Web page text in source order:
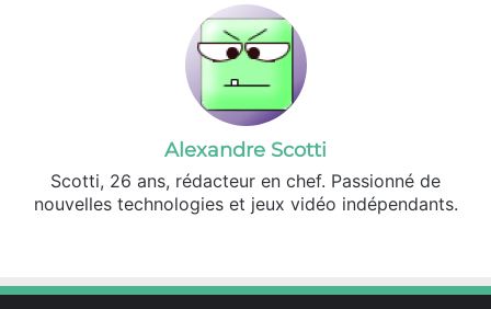
Alexandre Scotti
Scotti, 26 ans, rédacteur en chef. Passionné de
nouvelles technologies et jeux vidéo indépendants.